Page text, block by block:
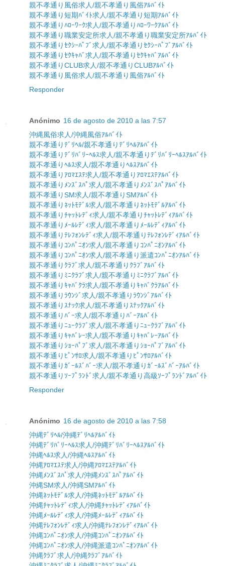
親不孝通り風俗求人/親不孝通り風俗ｱﾙﾊﾞｲﾄ
親不孝通り短期ﾊﾞｲﾄ求人/親不孝通り短期ｱﾙﾊﾞｲﾄ
親不孝通りﾊﾛｰﾜｰｸ求人/親不孝通りﾊﾛｰﾜｰｸｱﾙﾊﾞｲﾄ
親不孝通り職業安定所求人/親不孝通り職業安定所ｱﾙﾊﾞｲﾄ
親不孝通りｾｸｼｰﾊﾟﾌﾞ求人/親不孝通りｾｸｼｰﾊﾟﾌﾞｱﾙﾊﾞｲﾄ
親不孝通りｾｸｷｬﾊﾞ求人/親不孝通りｾｸｷｬﾊﾞｱﾙﾊﾞｲﾄ
親不孝通りCLUB求人/親不孝通りCLUBｱﾙﾊﾞｲﾄ
親不孝通り風俗求人/親不孝通り風俗ｱﾙﾊﾞｲﾄ
Responder
Anónimo 16 de agosto de 2010 a las 7:57
沖縄風俗求人/沖縄風俗ｱﾙﾊﾞｲﾄ
親不孝通りﾃﾞﾘﾍﾙ/親不孝通りﾃﾞﾘﾍﾙｱﾙﾊﾞｲﾄ
親不孝通りﾃﾞﾘﾊﾞﾘｰﾍﾙｽ求人/親不孝通りﾃﾞﾘﾊﾞﾘｰﾍﾙｽｱﾙﾊﾞｲﾄ
親不孝通りﾍﾙｽ求人/親不孝通りﾍﾙｽｱﾙﾊﾞｲﾄ
親不孝通りｱﾛﾏｴｽﾃ求人/親不孝通りｱﾛﾏｴｽﾃｱﾙﾊﾞｲﾄ
親不孝通りﾒﾝｽﾞｽﾊﾟ求人/親不孝通りﾒﾝｽﾞｽﾊﾟｱﾙﾊﾞｲﾄ
親不孝通りSM求人/親不孝通りSMｱﾙﾊﾞｲﾄ
親不孝通りﾈｯﾄﾓﾃﾞﾙ求人/親不孝通りﾈｯﾄﾓﾃﾞﾙｱﾙﾊﾞｲﾄ
親不孝通りﾁｬｯﾄﾚﾃﾞｨ求人/親不孝通りﾁｬｯﾄﾚﾃﾞｨｱﾙﾊﾞｲﾄ
親不孝通りﾒｰﾙﾚﾃﾞｨ求人/親不孝通りﾒｰﾙﾚﾃﾞｨｱﾙﾊﾞｲﾄ
親不孝通りﾃﾚﾌｫﾝﾚﾃﾞｨ求人/親不孝通りﾃﾚﾌｫﾝﾚﾃﾞｨｱﾙﾊﾞｲﾄ
親不孝通りｺﾝﾊﾟﾆｵﾝ求人/親不孝通りｺﾝﾊﾟﾆｵﾝｱﾙﾊﾞｲﾄ
親不孝通りｺﾝﾊﾟﾆｵﾝ求人/親不孝通り派遣ｺﾝﾊﾟﾆｵﾝｱﾙﾊﾞｲﾄ
親不孝通りｸﾗﾌﾞ求人/親不孝通りｸﾗﾌﾞｱﾙﾊﾞｲﾄ
親不孝通りﾐﾆｸﾗﾌﾞ求人/親不孝通りﾐﾆｸﾗﾌﾞｱﾙﾊﾞｲﾄ
親不孝通りｷｬﾊﾞｸﾗ求人/親不孝通りｷｬﾊﾞｸﾗｱﾙﾊﾞｲﾄ
親不孝通りﾗｳﾝｼﾞ求人/親不孝通りﾗｳﾝｼﾞｱﾙﾊﾞｲﾄ
親不孝通りｽﾅｯｸ求人/親不孝通りｽﾅｯｸｱﾙﾊﾞｲﾄ
親不孝通りﾊﾞｰ求人/親不孝通りﾊﾞｰｱﾙﾊﾞｲﾄ
親不孝通りﾆｭｰｸﾗﾌﾞ求人/親不孝通りﾆｭｰｸﾗﾌﾞｱﾙﾊﾞｲﾄ
親不孝通りｷｬﾊﾞﾚｰ求人/親不孝通りｷｬﾊﾞﾚｰｱﾙﾊﾞｲﾄ
親不孝通りｼｮｰﾊﾟﾌﾞ求人/親不孝通りｼｮｰﾊﾟﾌﾞｱﾙﾊﾞｲﾄ
親不孝通りﾋﾟﾝｻﾛ求人/親不孝通りﾋﾟﾝｻﾛｱﾙﾊﾞｲﾄ
親不孝通りｶﾞｰﾙｽﾞﾊﾞｰ求人/親不孝通りｶﾞｰﾙｽﾞﾊﾞｰｱﾙﾊﾞｲﾄ
親不孝通りｿｰﾌﾟﾗﾝﾄﾞ求人/親不孝通り高級ｿｰﾌﾟﾗﾝﾄﾞｱﾙﾊﾞｲﾄ
Responder
Anónimo 16 de agosto de 2010 a las 7:58
沖縄ﾃﾞﾘﾍﾙ/沖縄ﾃﾞﾘﾍﾙｱﾙﾊﾞｲﾄ
沖縄ﾃﾞﾘﾊﾞﾘｰﾍﾙｽ求人/沖縄ﾃﾞﾘﾊﾞﾘｰﾍﾙｽｱﾙﾊﾞｲﾄ
沖縄ﾍﾙｽ求人/沖縄ﾍﾙｽｱﾙﾊﾞｲﾄ
沖縄ｱﾛﾏｴｽﾃ求人/沖縄ｱﾛﾏｴｽﾃｱﾙﾊﾞｲﾄ
沖縄ﾒﾝｽﾞｽﾊﾟ求人/沖縄ﾒﾝｽﾞｽﾊﾟｱﾙﾊﾞｲﾄ
沖縄SM求人/沖縄SMｱﾙﾊﾞｲﾄ
沖縄ﾈｯﾄﾓﾃﾞﾙ求人/沖縄ﾈｯﾄﾓﾃﾞﾙｱﾙﾊﾞｲﾄ
沖縄ﾁｬｯﾄﾚﾃﾞｨ求人/沖縄ﾁｬｯﾄﾚﾃﾞｨｱﾙﾊﾞｲﾄ
沖縄ﾒｰﾙﾚﾃﾞｨ求人/沖縄ﾒｰﾙﾚﾃﾞｨｱﾙﾊﾞｲﾄ
沖縄ﾃﾚﾌｫﾝﾚﾃﾞｨ求人/沖縄ﾃﾚﾌｫﾝﾚﾃﾞｨｱﾙﾊﾞｲﾄ
沖縄ｺﾝﾊﾟﾆｵﾝ求人/沖縄ｺﾝﾊﾟﾆｵﾝｱﾙﾊﾞｲﾄ
沖縄ｺﾝﾊﾟﾆｵﾝ求人/沖縄派遣ｺﾝﾊﾟﾆｵﾝｱﾙﾊﾞｲﾄ
沖縄ｸﾗﾌﾞ求人/沖縄ｸﾗﾌﾞｱﾙﾊﾞｲﾄ